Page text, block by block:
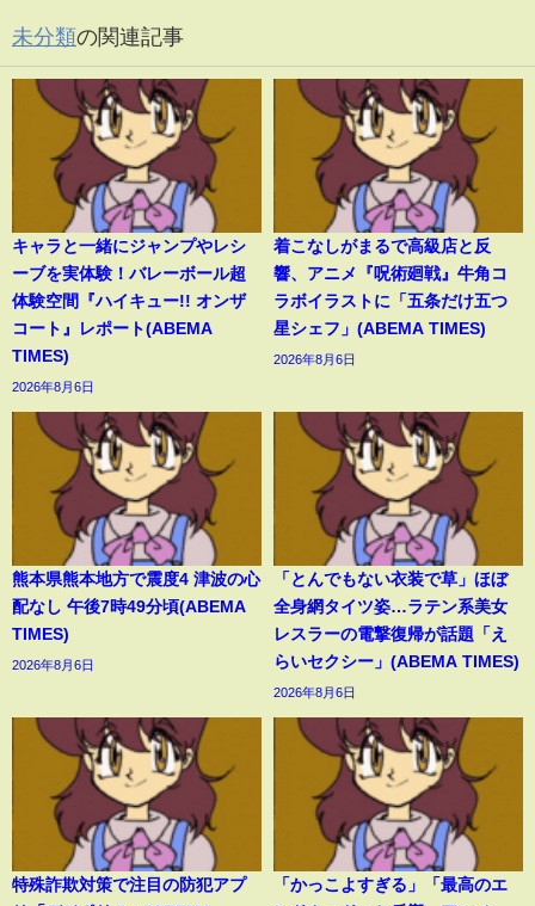
未分類の関連記事
キャラと一緒にジャンプやレシ
ーブを実体験！バレーボール超
体験空間『ハイキュー!! オンザ
コート』レポート(ABEMA
TIMES)
2026年8月6日
着こなしがまるで高級店と反
響、アニメ『呪術廻戦』牛角コ
ラボイラストに「五条だけ五つ
星シェフ」(ABEMA TIMES)
2026年8月6日
熊本県熊本地方で震度4 津波の心
配なし 午後7時49分頃(ABEMA
TIMES)
2026年8月6日
「とんでもない衣装で草」ほぼ
全身網タイツ姿…ラテン系美女
レスラーの電撃復帰が話題「え
らいセクシー」(ABEMA TIMES)
2026年8月6日
特殊詐欺対策で注目の防犯アプ
「かっこよすぎる」「最高のエ